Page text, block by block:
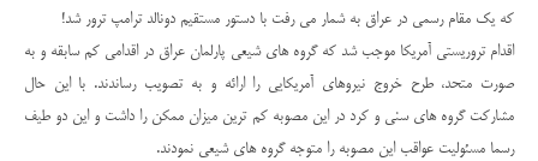
که یک مقام رسمی در عراق به شمار می رفت با دستور مستقیم دونالد ترامپ ترور شد!
اقدام تروریستی آمریکا موجب شد که گروه های شیعی پارلمان عراق در اقدامی کم سابقه و به
صورت متحد، طرح خروج نیروهای آمریکایی را ارائه و به تصویب رساندند. با این حال
مشارکت گروه های سنی و کرد در این مصوبه کم ترین میزان ممکن را داشت و این دو طیف
رسما مسئولیت عواقب این مصوبه را متوجه گروه های شیعی نمودند.